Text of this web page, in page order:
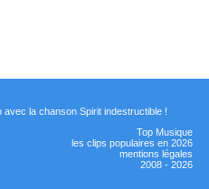
la chanson Spirit indestructible !
Top Musique
les clips populaires en 2026
mentions légales
2008 - 2026